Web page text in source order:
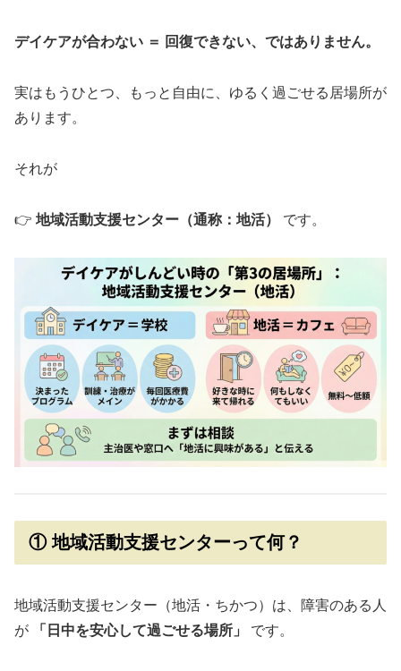
デイケアが合わない ＝ 回復できない、ではありません。
実はもうひとつ、もっと自由に、ゆるく過ごせる居場所が
あります。
それが
👉 地域活動支援センター（通称：地活） です。
① 地域活動支援センターって何？
地域活動支援センター（地活・ちかつ）は、障害のある人
が
「日中を安心して過ごせる場所」 です。